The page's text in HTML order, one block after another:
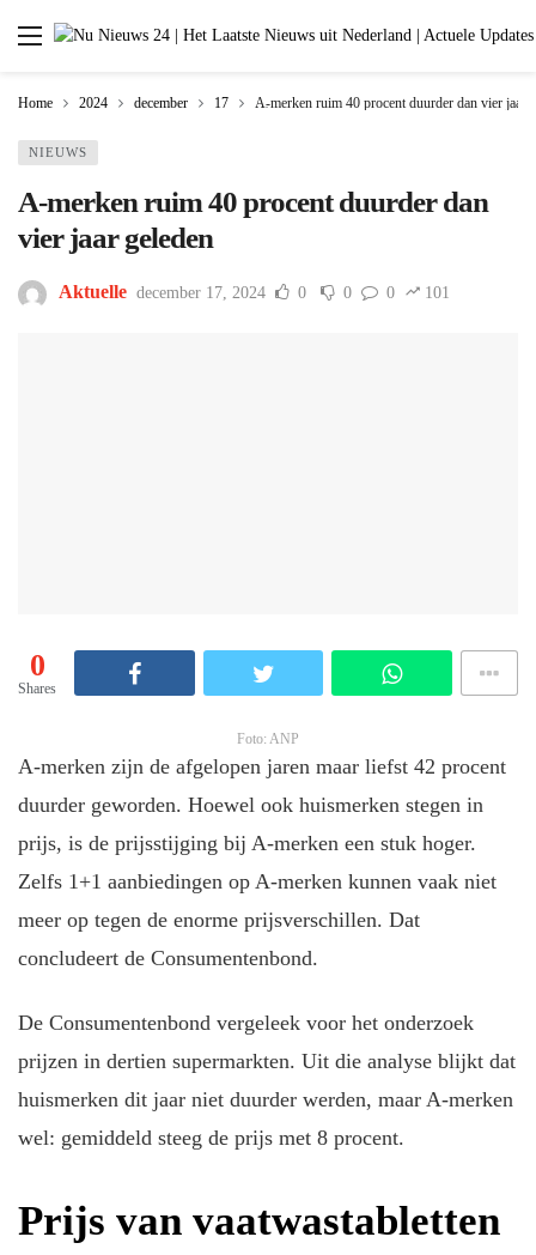
Home 2024 december 17 A-merken ruim 40 procent duurder dan vier jaar
NIEUWS
A-merken ruim 40 procent duurder dan
vier jaar geleden
Aktuelle december 17, 2024 0 0 0 101
0
Shares
Foto: ANP
A-merken zijn de afgelopen jaren maar liefst 42 procent
duurder geworden. Hoewel ook huismerken stegen in
prijs, is de prijsstijging bij A-merken een stuk hoger.
Zelfs 1+1 aanbiedingen op A-merken kunnen vaak niet
meer op tegen de enorme prijsverschillen. Dat
concludeert de Consumentenbond.
De Consumentenbond vergeleek voor het onderzoek
prijzen in dertien supermarkten. Uit die analyse blijkt dat
huismerken dit jaar niet duurder werden, maar A-merken
wel: gemiddeld steeg de prijs met 8 procent.
Prijs van vaatwastabletten